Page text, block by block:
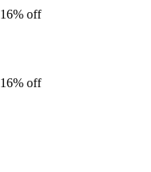
16% off
16% off